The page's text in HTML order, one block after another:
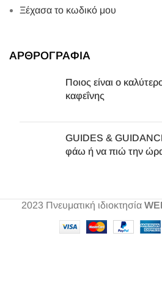
Ξέχασα το κωδικό μου
ΑΡΘΡΟΓΡΑΦΙΑ
Ποιος είναι ο
καφεΐνης
GUIDES &
φάω ή να πιώ την
2023 Πνευματική ιδιοκτησία